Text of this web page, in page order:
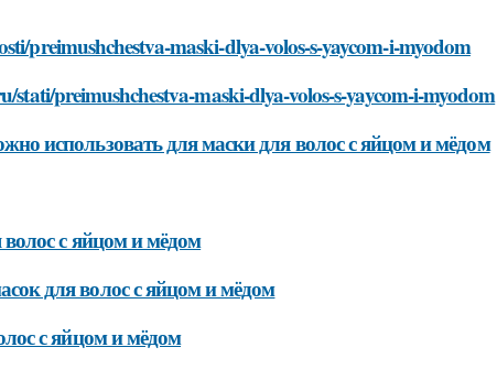
preimushchestva-maski-dlya-volos-s-yaycom-i-myodom
stati/preimushchestva-maski-dlya-volos-s-yaycom-i-myodom
использовать для маски для волос с яйцом и мёдом
с яйцом и мёдом
для волос с яйцом и мёдом
с яйцом и мёдом